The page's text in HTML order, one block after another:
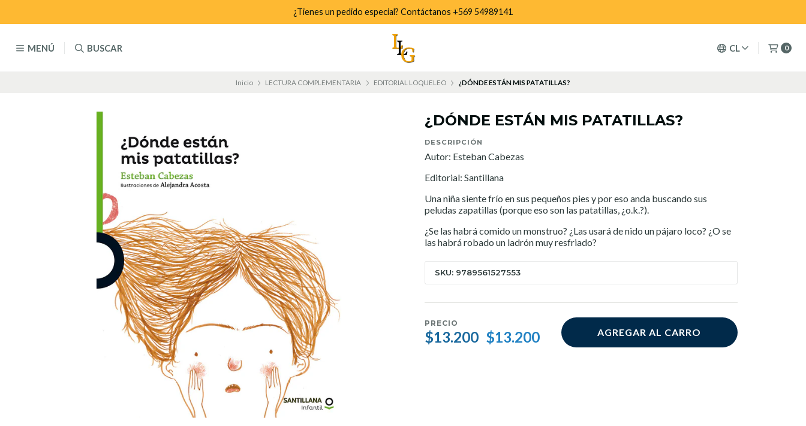
MENÚ BUSCAR CL 0
¿Tienes un pedido especial? Contáctanos +569 54989141
Inicio LECTURA COMPLEMENTARIA EDITORIAL LOQUELEO ¿DÓNDE ESTÁN MIS PATATILLAS?
¿DÓNDE ESTÁN MIS PATATILLAS?
DESCRIPCIÓN
Autor: Esteban Cabezas
Editorial: Santillana
Una niña siente frío en sus pequeños pies y por eso anda buscando sus
peludas zapatillas (porque eso son las patatillas, ¿o.k.?).
¿Se las habrá comido un monstruo? ¿Las usará de nido un pájaro loco? ¿O se
las habrá robado un ladrón muy resfriado?
SKU: 9789561527553
PRECIO
$13.200 $13.200 AGREGAR AL CARRO